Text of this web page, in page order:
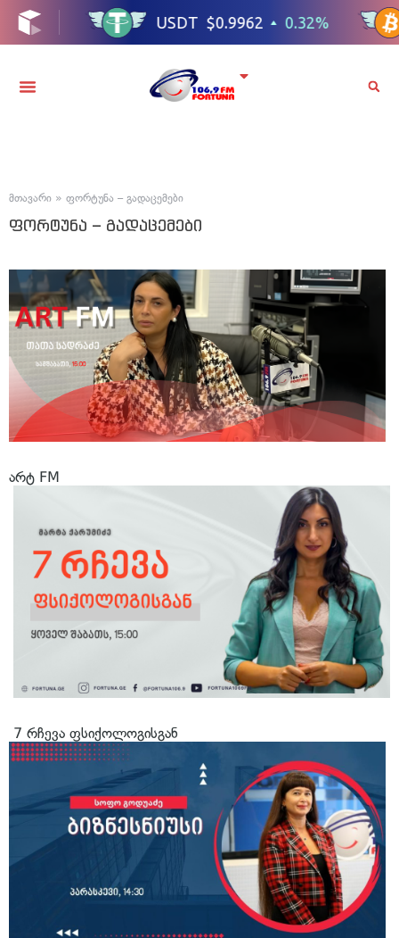
მთავარი » ფორტუნა – გადაცემები
ფორტუნა – გადაცემები
არტ FM
7 რჩევა ფსიქოლოგისგან